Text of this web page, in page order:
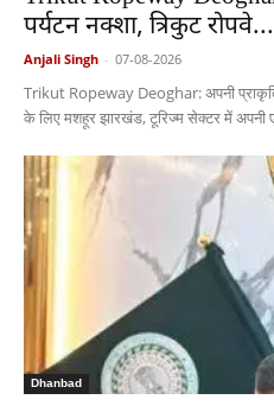
पर्यटन नक्शा, त्रिकुट रोपवे...
Anjali Singh - 07-08-2026
Trikut Ropeway Deoghar: अपनी
के लिए मशहूर झारखंड, टूरिज्म सेक्टर में अपनी
Dhanbad